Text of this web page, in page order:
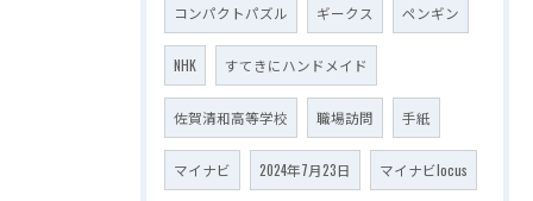
コンパクトパズル ギークス ペンギン
NHK すてきにハンドメイド
佐賀清和高等学校 職場訪問 手紙
マイナビ 2024年7月23日 マイナビlocus